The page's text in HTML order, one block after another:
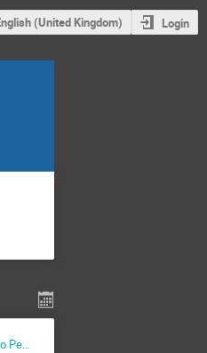
(United Kingdom) Login